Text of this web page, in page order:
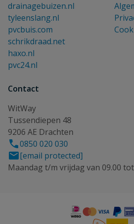
drainagebuizen.nl
tyleenslang.nl
pvcbuis.com
schrikdraad.net
haxo.nl
pvc24.nl
Contact
WitWay
Tussendiepen 48
9206 AE Drachten
0850 020 030
[email protected]
Maandag t/m vrijdag van 09.00